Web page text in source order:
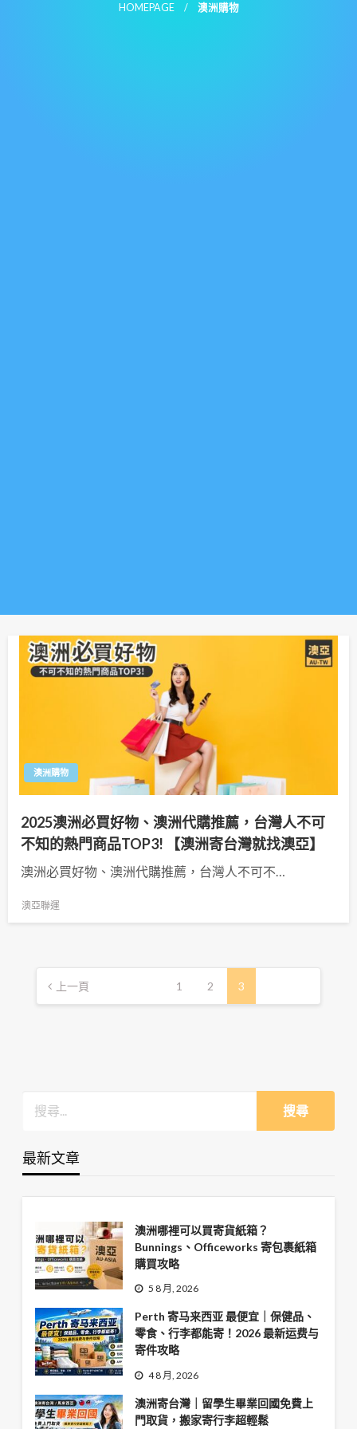
HOMEPAGE 澳洲購物
澳洲購物
2025澳洲必買好物、澳洲代購推薦，台灣人不可
不知的熱門商品TOP3! 【澳洲寄台灣就找澳亞】
澳洲必買好物、澳洲代購推薦，台灣人不可不…
澳亞聯運
文
章
上一頁 1 2 3
最新文章
澳洲哪裡可以買寄貨紙箱？
Bunnings、Officeworks 寄包裹紙箱
購買攻略
5 8 月, 2026
Perth 寄马来西亚 最便宜｜保健品、
零食、行李都能寄！2026 最新运费与
寄件攻略
4 8 月, 2026
澳洲寄台灣｜留學生畢業回國免費上
門取貨，搬家寄行李超輕鬆